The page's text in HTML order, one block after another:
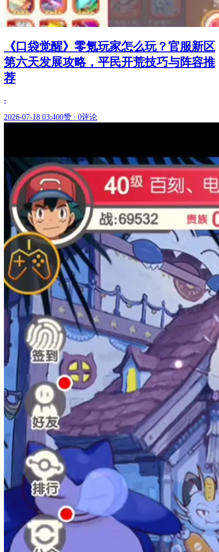
《口袋觉醒》零氪玩家怎么玩？官服新区
第六天发展攻略，平民开荒技巧与阵容推
荐
-
2026-07-18 03:400赞 · 0评论